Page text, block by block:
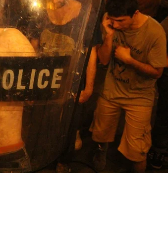
победой. Например, один из
митинга».